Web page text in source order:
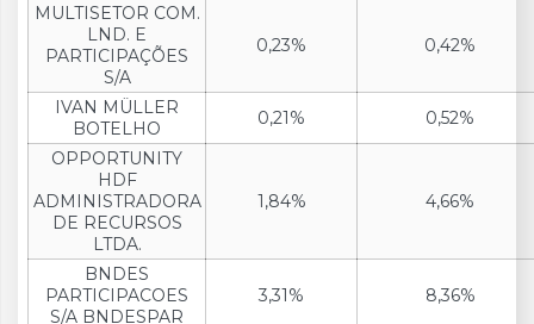
MULTISETOR COM.
LND. E
PARTICIPAÇÕES
S/A
0,23% 0,42%
IVAN MÜLLER
BOTELHO
0,21%
0,52%
OPPORTUNITY
HDF
ADMINISTRADORA
DE RECURSOS
LTDA.
1,84% 4,66%
BNDES
PARTICIPACOES
S/A BNDESPAR
3,31% 8,36%